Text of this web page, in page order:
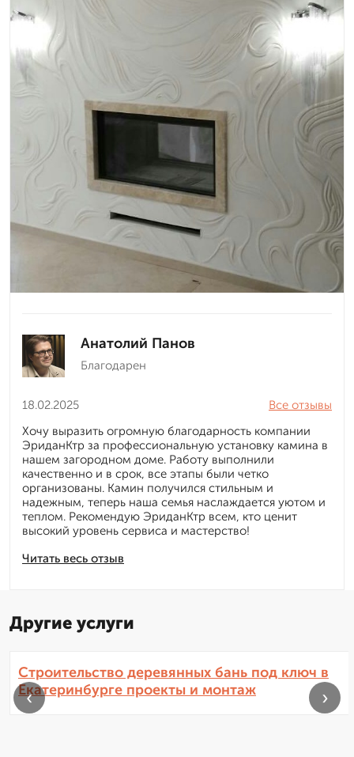
Анатолий Панов
Благодарен
18.02.2025
Читать весь отзыв
Все отзывы
Хочу выразить огромную благодарность компании
ЭриданКтр за профессиональную установку камина в
нашем загородном доме. Работу выполнили
качественно и в срок, все этапы были четко
организованы. Камин получился стильным и
надежным, теперь наша семья наслаждается уютом и
теплом. Рекомендую ЭриданКтр всем, кто ценит
высокий уровень сервиса и мастерство!
Другие услуги
Строительство деревянных бань под ключ в
Екатеринбурге проекты и монтаж
‹ ›